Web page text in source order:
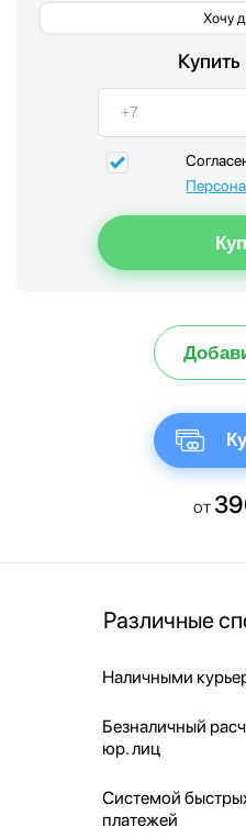
Хочу
Купить
от
Различные
Наличными
Безналичный
юр. лиц
Системой
платежей